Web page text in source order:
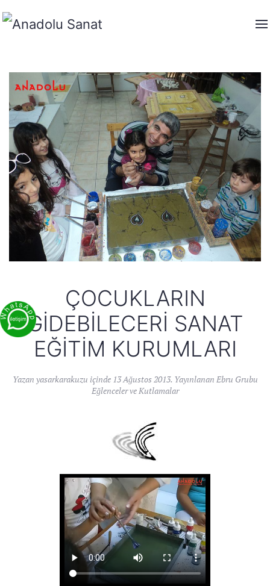
ÇOCUKLARIN
GIDEBILECERI SANAT
EĞITIM KURUMLARI
Yazan yasarkarakuzu içinde 13 Ağustos 2013. Yayınlanan Ebru Grubu
Eğlenceler ve Kutlamalar